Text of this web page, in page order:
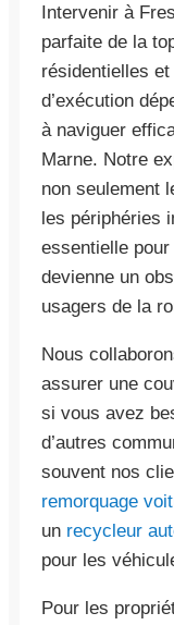
Intervenir à
parfaite de la
résidentielles
d’exécution
à naviguer
Marne. Notre
non seulement
les périphéries
essentielle
devienne un
usagers de la
Nous
assurer une
si vous avez
d’autres
souvent nos
remorquage
un recycleur
pour les
Pour les